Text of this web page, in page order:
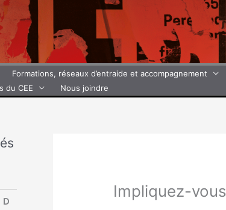
Formations, réseaux d’entraide et accompagnement
du CEE
Nous joindre
D
Impliquez-vous